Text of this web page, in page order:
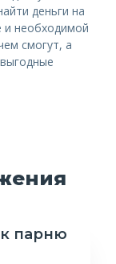
деньги на
и необходимой
смогут, а
парню